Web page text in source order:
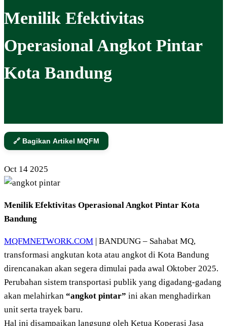
Menilik Efektivitas
Operasional Angkot Pintar
Kota Bandung
🔗 Bagikan Artikel MQFM
Oct 14 2025
Menilik Efektivitas Operasional Angkot Pintar Kota
Bandung
MQFMNETWORK.COM | BANDUNG – Sahabat MQ,
transformasi angkutan kota atau angkot di Kota Bandung
direncanakan akan segera dimulai pada awal Oktober 2025.
Perubahan sistem transportasi publik yang digadang-gadang
akan melahirkan “angkot pintar” ini akan menghadirkan
unit serta trayek baru.
Hal ini disampaikan langsung oleh Ketua Koperasi Jasa